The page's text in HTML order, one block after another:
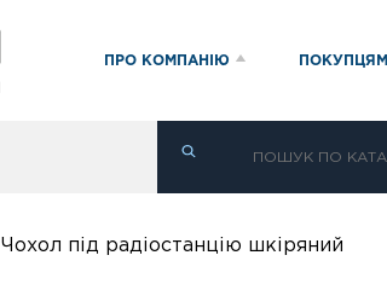
ПРО КОМПАНІЮ ПОКУПЦЯМ
Чохол під радіостанцію шкіряний